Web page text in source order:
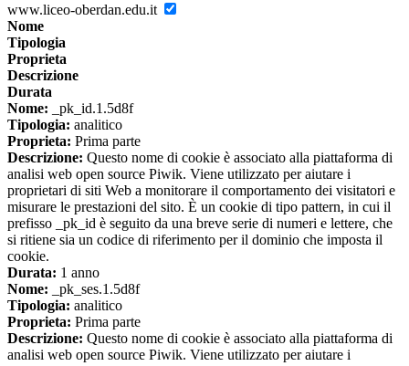
www.liceo-oberdan.edu.it
Nome
Tipologia
Proprieta
Descrizione
Durata
Nome: _pk_id.1.5d8f
Tipologia: analitico
Proprieta: Prima parte
Descrizione: Questo nome di cookie è associato alla piattaforma di
analisi web open source Piwik. Viene utilizzato per aiutare i
proprietari di siti Web a monitorare il comportamento dei visitatori e
misurare le prestazioni del sito. È un cookie di tipo pattern, in cui il
prefisso _pk_id è seguito da una breve serie di numeri e lettere, che
si ritiene sia un codice di riferimento per il dominio che imposta il
cookie.
Durata: 1 anno
Nome: _pk_ses.1.5d8f
Tipologia: analitico
Proprieta: Prima parte
Descrizione: Questo nome di cookie è associato alla piattaforma di
analisi web open source Piwik. Viene utilizzato per aiutare i